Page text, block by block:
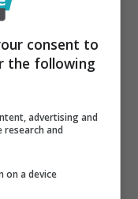
da
50 euro
cottura? Non
ma
duri che
residui di cibo
consent to
the following
advertising and
research and
on a device